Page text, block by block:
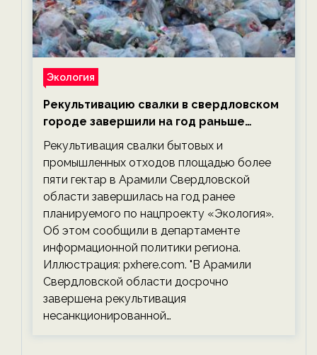
Экология
Рекультивацию свалки в свердловском
городе завершили на год раньше
планируемого срока — новости
экологии на ECOportal
Рекультивация свалки бытовых и
промышленных отходов площадью более
пяти гектар в Арамили Свердловской
области завершилась на год ранее
планируемого по нацпроекту «Экология».
Об этом сообщили в департаменте
информационной политики региона.
Иллюстрация: pxhere.com. "В Арамили
Свердловской области досрочно
завершена рекультивация
несанкционированной…